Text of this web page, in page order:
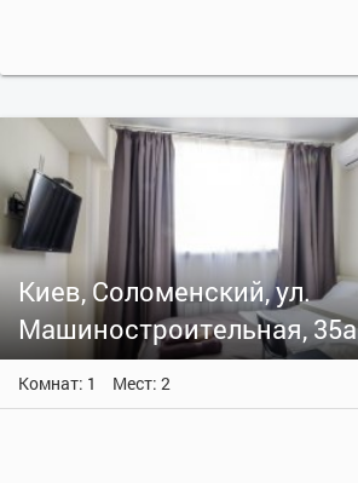
Киев, Соломенский, ул.
Машиностроительная, 35а
Комнат: 1 Мест: 2